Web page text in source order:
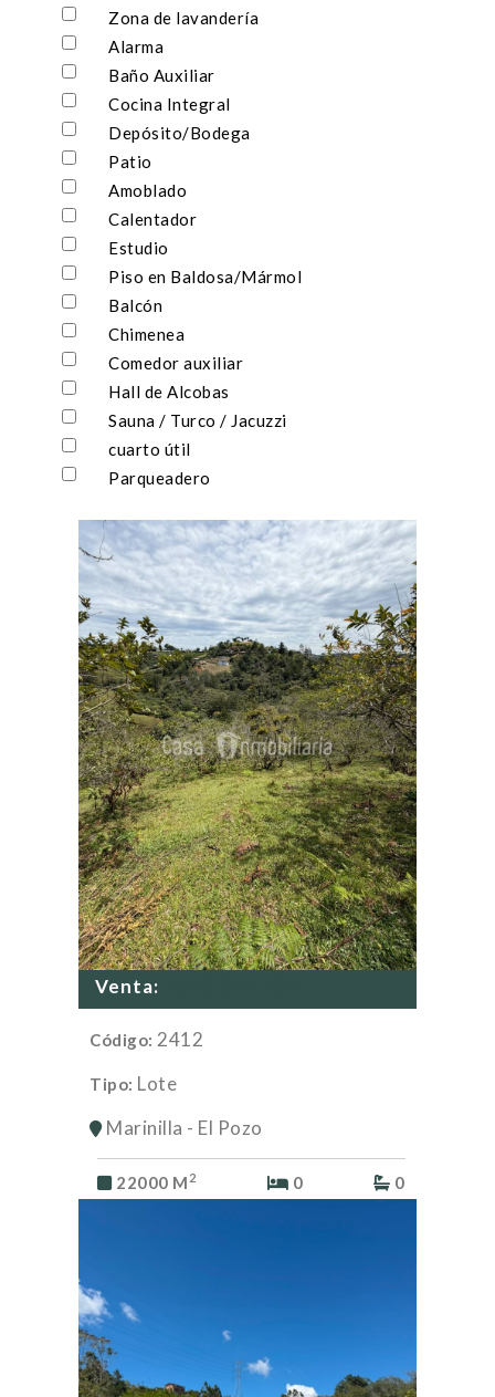
Zona de lavandería
Alarma
Baño Auxiliar
Cocina Integral
Depósito/Bodega
Patio
Amoblado
Calentador
Estudio
Piso en Baldosa/Mármol
Balcón
Chimenea
Comedor auxiliar
Hall de Alcobas
Sauna / Turco / Jacuzzi
cuarto útil
Parqueadero
Venta:
Código: 2412
Tipo: Lote
Marinilla - El Pozo
22000 M 2 0 0